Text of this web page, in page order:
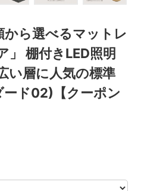
ら選べるマットレ
棚付きLED照明
い層に人気の標準
ド02)【クーポン